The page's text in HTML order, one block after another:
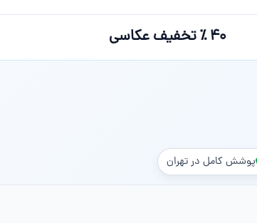
۴۰ ٪ تخفیف عکاسی
پوشش کامل در تهران